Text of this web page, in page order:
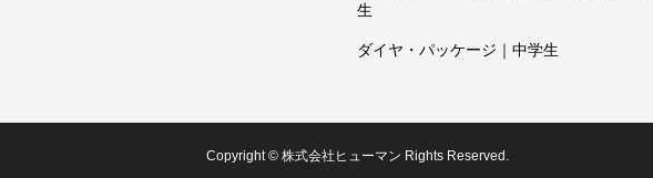
生
ダイヤ・パッケージ｜中学生
Copyright © 株式会社ヒューマン Rights Reserved.